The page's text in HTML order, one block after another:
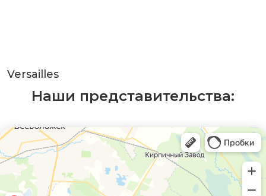
Versailles
Наши представительства: